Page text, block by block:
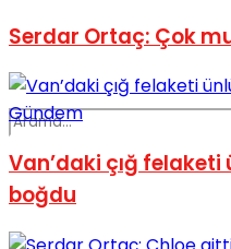
Serdar Ortaç: Çok
Gündem
Van’daki çığ
boğdu